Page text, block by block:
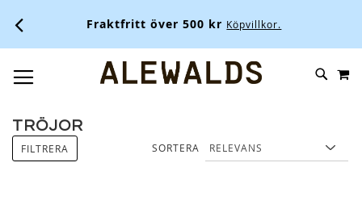
Fraktfritt över 500 kr Köpvillkor.
SKIP
TRÖJOR
SORTERA
FILTRERA